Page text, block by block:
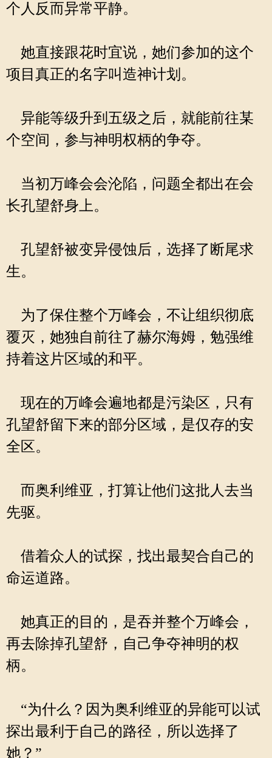
个人反而异常平静。
她直接跟花时宜说，她们参加的这个
项目真正的名字叫造神计划。
异能等级升到五级之后，就能前往某
个空间，参与神明权柄的争夺。
当初万峰会会沦陷，问题全都出在会
长孔望舒身上。
孔望舒被变异侵蚀后，选择了断尾求
生。
为了保住整个万峰会，不让组织彻底
覆灭，她独自前往了赫尔海姆，勉强维
持着这片区域的和平。
现在的万峰会遍地都是污染区，只有
孔望舒留下来的部分区域，是仅存的安
全区。
而奥利维亚，打算让他们这批人去当
先驱。
借着众人的试探，找出最契合自己的
命运道路。
她真正的目的，是吞并整个万峰会，
再去除掉孔望舒，自己争夺神明的权
柄。
“为什么？因为奥利维亚的异能可以试
探出最利于自己的路径，所以选择了
她？”